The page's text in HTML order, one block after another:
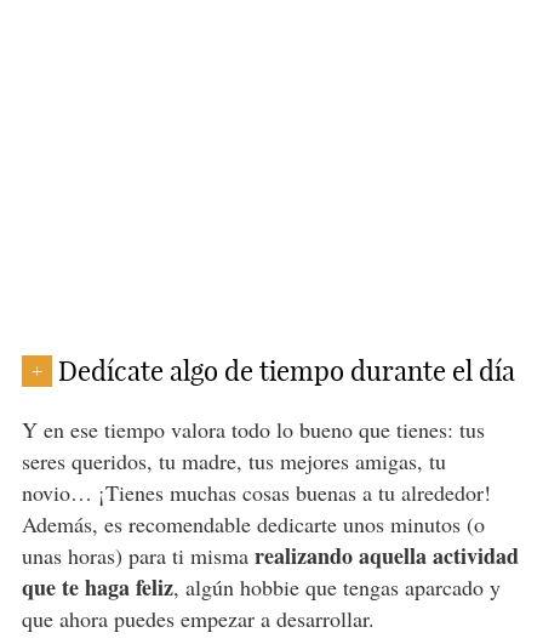
+ Dedícate algo de tiempo durante el día
Y en ese tiempo valora todo lo bueno que tienes: tus
seres queridos, tu madre, tus mejores amigas, tu
novio… ¡Tienes muchas cosas buenas a tu alrededor!
Además, es recomendable dedicarte unos minutos (o
unas horas) para ti misma realizando aquella actividad
que te haga feliz, algún hobbie que tengas aparcado y
que ahora puedes empezar a desarrollar.